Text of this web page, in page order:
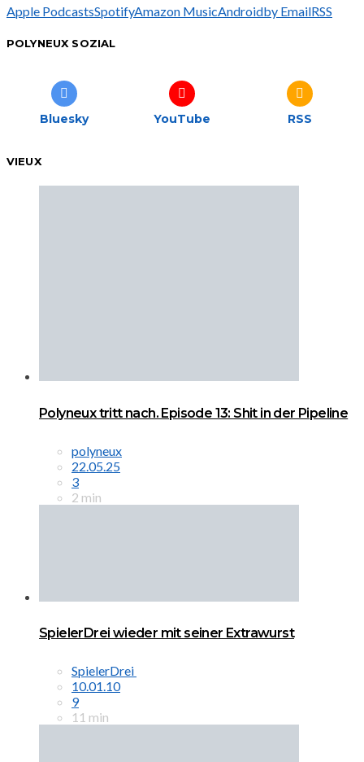
Apple PodcastsSpotifyAmazon MusicAndroidby EmailRSS
POLYNEUX SOZIAL
Bluesky YouTube RSS
VIEUX
Polyneux tritt nach. Episode 13: Shit in der Pipeline
polyneux
22.05.25
3
2 min
SpielerDrei wieder mit seiner Extrawurst
SpielerDrei
10.01.10
9
11 min